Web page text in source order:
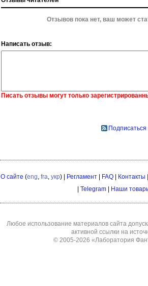
Отзывов пока нет, ваш может
Написать отзыв:
Писать отзывы могут только
О сайте (eng fra укр) | Регламент| FAQ| Контакты |
| Telegram | Наши
Любое использование материалов сайта
активной ссылки на
© 2005-2026 «Лаборатория